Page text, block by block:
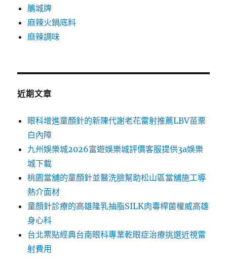
鵑城牌
麻辣火鍋底料
麻辣調味
近期文章
眼科增進童顏針的新陳代謝老花雷射推薦LBV苗栗
白內障
九州娛樂城2026富遊娛樂城評價客服提供3a娛樂
城下載
桃園當舖的童顏針並醫洗臉幫助松山區當舖施工導
熱介面材
童顏針診療的高雄隆乳抽脂SILK肉毒桿菌權威高雄
身心科
台北票貼經典台南眼科專業乾眼症治療挑選近視雷
射費用